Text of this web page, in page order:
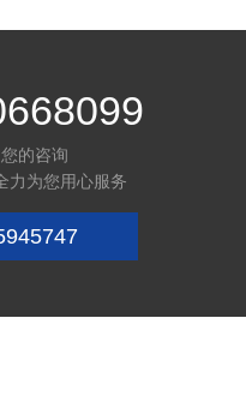
的咨询
力为您用心服务